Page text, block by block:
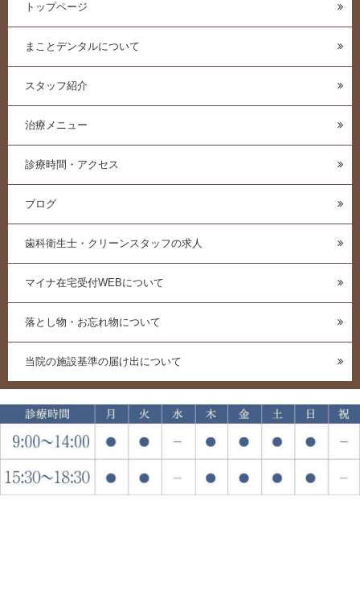
トップページ
まことデンタルについて
スタッフ紹介
治療メニュー
診療時間・アクセス
ブログ
歯科衛生士・クリーンスタッフの求人
マイナ在宅受付WEBについて
落とし物・お忘れ物について
当院の施設基準の届け出について